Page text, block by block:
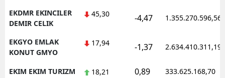
EKDMR EKINCILER
DEMIR CELIK
45,30 -4,47 1.355.270.596,56
EKGYO EMLAK
KONUT GMYO
17,94 -1,37 2.634.410.311,19
EKIM EKIM TURIZM 18,21 0,89 333.625.168,70